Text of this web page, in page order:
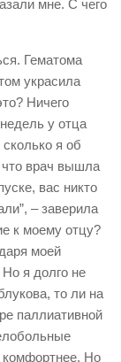
мне. С чего
Гематома
украсила
Ничего
у отца
я об
врач вышла
вас никто
– заверила
к моему отцу?
моей
Но я долго не
то ли на
паллиативной
Но